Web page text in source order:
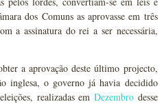
dos Comuns as aprovasse em três
a assinatura do rei a ser necessária,
a aprovação deste último projecto,
inglesa, o governo já havia decidido
realizadas em Dezembrodesse